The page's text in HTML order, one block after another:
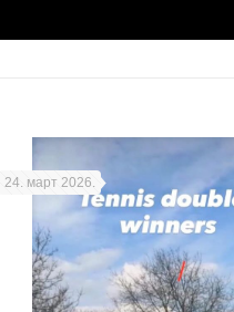
24. март 2026.